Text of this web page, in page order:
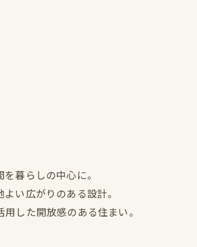
暮らしの中心に。
い広がりのある設計。
した開放感のある住まい。